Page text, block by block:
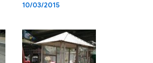
10/03/2015